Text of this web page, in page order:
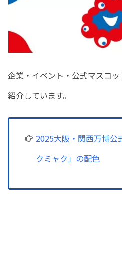
企業・イベント・公式マスコ
紹介しています。
2025大阪・関西万博公
クミャク」の配色